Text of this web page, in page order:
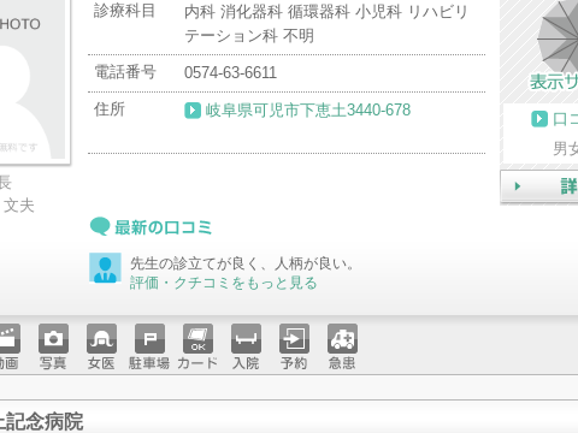
夫
診療科目
内科 消化器科 循環器科 小児科 リハビリ
テーション科 不明
電話番号
0574-63-6611
住所
岐阜県可児市下恵土3440-678 口
男
最新の口コミ先生の診立てが良く、人柄が良い。
評価・クチコミをもっと見る
写真 女医 駐車場クレジ
ットカ
入院 予約 急患
記念病院